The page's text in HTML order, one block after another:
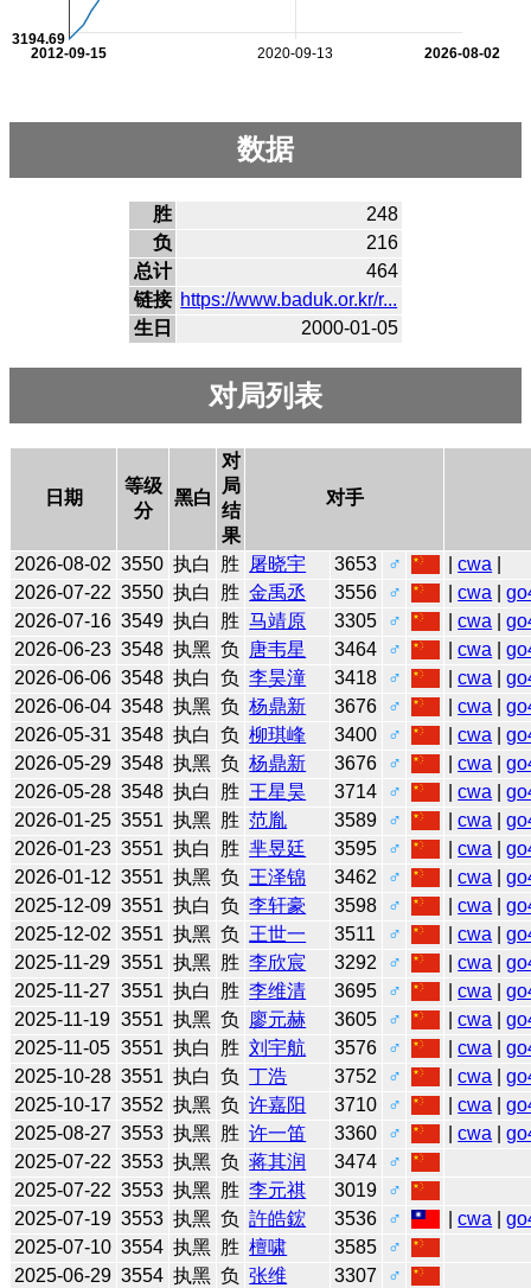
2020-09-13
2012-09-15 2026-08-02
3194.69
数据
胜
248
负
216
总计
464
链接 https://www.baduk.or.kr/r...
生日
2000-01-05
对局列表
日期
等级
分
黑白
对
局
结
果
对手
2026-08-02 3550 执白 胜 屠晓宇 3653 ♂ |cwa
2026-07-22 3550 执白 胜 金禹丞 3556 ♂ |cwa |
2026-07-16 3549 执白 胜 马靖原 3305 ♂ |cwa |
2026-06-23 3548 执黑 负 唐韦星 3464 ♂ |cwa |
2026-06-06 3548 执白 负 李昊潼 3418 ♂ |cwa |
2026-06-04 3548 执黑 负 杨鼎新 3676 ♂ |cwa |
2026-05-31 3548 执白 负 柳琪峰 3400 ♂ |cwa |
2026-05-29 3548 执黑 负 杨鼎新 3676 ♂ |cwa |
2026-05-28 3548 执白 胜 王星昊 3714 ♂ |cwa |
2026-01-25 3551 执黑 胜 范胤 3589 ♂ |cwa |
2026-01-23 3551 执白 胜 芈昱廷 3595 ♂ |cwa |
2026-01-12 3551 执黑 负 王泽锦 3462 ♂ |cwa |
2025-12-09 3551 执白 负 李轩豪 3598 ♂ |cwa |
2025-12-02 3551 执黑 负 王世一 3511 ♂ |cwa |
2025-11-29 3551 执黑 胜 李欣宸 3292 ♂ |cwa |
2025-11-27 3551 执白 胜 李维清 3695 ♂ |cwa |
2025-11-19 3551 执黑 负 廖元赫 3605 ♂ |cwa |
2025-11-05 3551 执白 胜 刘宇航 3576 ♂ |cwa |
2025-10-28 3551 执白 负 丁浩 3752 ♂ |cwa |
2025-10-17 3552 执黑 负 许嘉阳 3710 ♂ |cwa |
2025-08-27 3553 执黑 胜 许一笛 3360 ♂ |cwa |
2025-07-22 3553 执黑 负 蒋其润 3474
♂
2025-07-22 3553 执黑 胜 李元祺 3019
♂
2025-07-19 3553 执黑 负 許皓鋐 3536 ♂ |cwa |
2025-07-10 3554 执黑 胜 檀啸 3585
♂
2025-06-29 3554 执黑 负 张维 3307
♂